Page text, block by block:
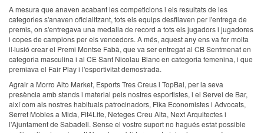
A mesura que anaven acabant les competicions i els resultats de les
categories s'anaven oficialitzant, tots els equips desfilaven per l'entrega de
premis, on s'entregava una medalla de record a tots els jugadors i jugadores
i copes de campions per els vencedors. A més, aquest any ens va fer molta
il·lusió crear el Premi Montse Fabà, que va ser entregat al CB Sentmenat en
categoria masculina i al CE Sant Nicolau Blanc en categoria femenina, i que
premiava el Fair Play i l'esportivitat demostrada.
Agrair a Morro Alto Market, Esports Tres Creus i TopBal, per la seva
presència amb stands i material pels nostres esportistes, i el Servei de Bar,
així com als nostres habituals patrocinadors, Fika Economistes i Advocats,
Serret Mobles a Mida, Fit4Life, Neteges Creu Alta, Next Arquitectes i
l'Ajuntament de Sabadell. Sense el vostre suport no hagués estat possible